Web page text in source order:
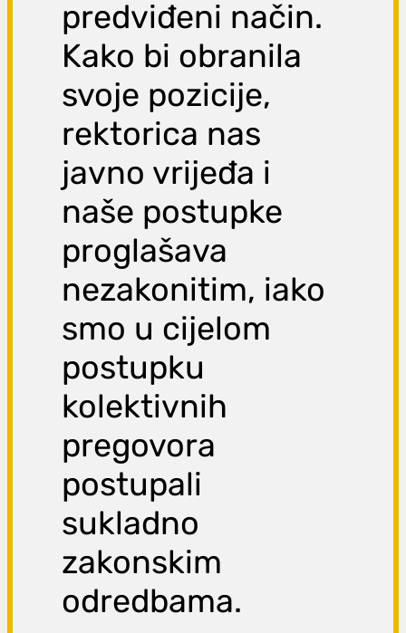
predviđeni način.
Kako bi obranila
svoje pozicije,
rektorica nas
javno vrijeđa i
naše postupke
proglašava
nezakonitim, iako
smo u cijelom
postupku
kolektivnih
pregovora
postupali
sukladno
zakonskim
odredbama.